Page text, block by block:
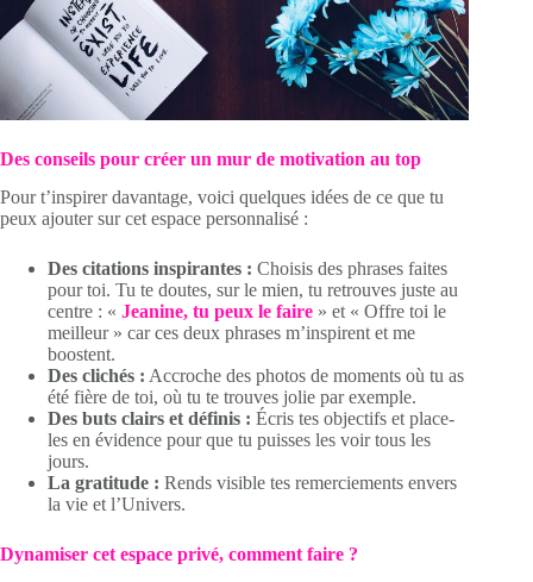
Des conseils pour créer un mur de motivation au top
Pour t’inspirer davantage, voici quelques idées de ce que tu
peux ajouter sur cet espace personnalisé :
Des citations inspirantes : Choisis des phrases faites
pour toi. Tu te doutes, sur le mien, tu retrouves juste au
centre : « Jeanine, tu peux le faire » et « Offre toi le
meilleur » car ces deux phrases m’inspirent et me
boostent.
Des clichés : Accroche des photos de moments où tu as
été fière de toi, où tu te trouves jolie par exemple.
Des buts clairs et définis : Écris tes objectifs et place-
les en évidence pour que tu puisses les voir tous les
jours.
La gratitude : Rends visible tes remerciements envers
la vie et l’Univers.
Dynamiser cet espace privé, comment faire ?